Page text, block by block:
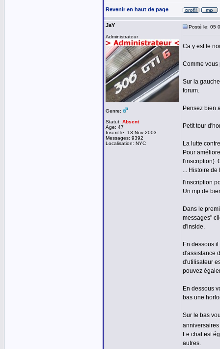
Revenir en haut de page
JaY
Administrateur
Genre:
Statut: Absent
Age: 47
Inscrit le: 13 Nov 2003
Messages: 9392
Localisation: NYC
Posté le: 05
Ca y est le
Comme vous
Sur la
forum.
Pensez bien
Petit tour
La lutte
Pour
l'inscription).
... Histoire
l'inscription
Un mp de
Dans le
messages"
d'inside.
En dessous
d'assistance
d'utilisateur
pouvez
En dessous
bas une
Sur le bas
Le chat est
autres.